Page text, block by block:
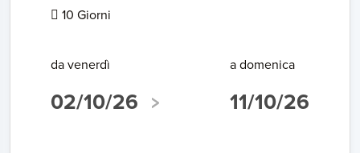
10 Giorni
da venerdì
02/10/26
a domenica
11/10/26